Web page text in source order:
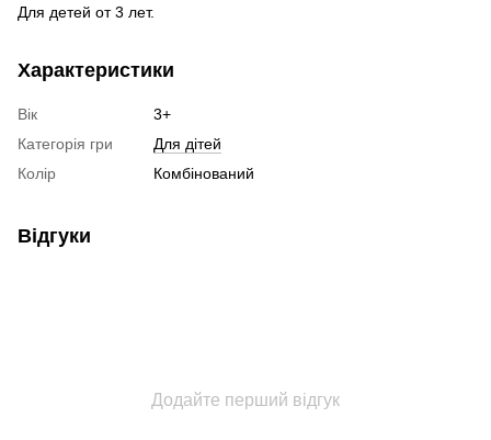
Для детей от 3 лет.
Характеристики
Вік
3+
Категорія гри
Для дітей
Колір
Комбінований
Відгуки
Додайте перший відгук